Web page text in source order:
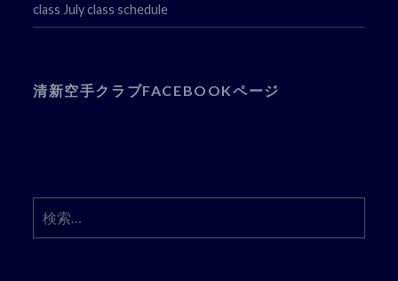
class July class schedule
清新空手クラブFACEBOOKページ
索: